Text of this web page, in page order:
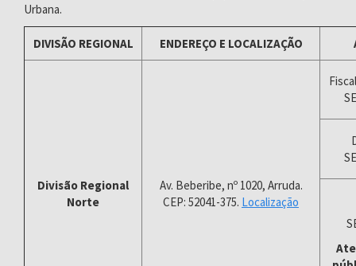
Urbana.
DIVISÃO REGIONAL ENDEREÇO E LOCALIZAÇÃO
Divisão Regional
Norte
Av. Beberibe, nº 1020, Arruda.
CEP: 52041-375. Localização